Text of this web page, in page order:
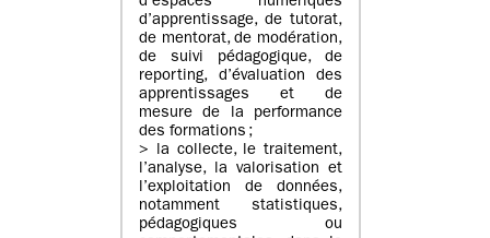
d’apprentissage, de tutorat,
de mentorat, de modération,
de suivi pédagogique, de
reporting, d’évaluation des
apprentissages et de
mesure de la performance
des formations ;
> la collecte, le traitement,
l’analyse, la valorisation et
l’exploitation de données,
notamment statistiques,
pédagogiques ou